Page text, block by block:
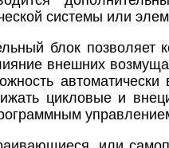
системы или
блок позволяет
внешних
цикловые и